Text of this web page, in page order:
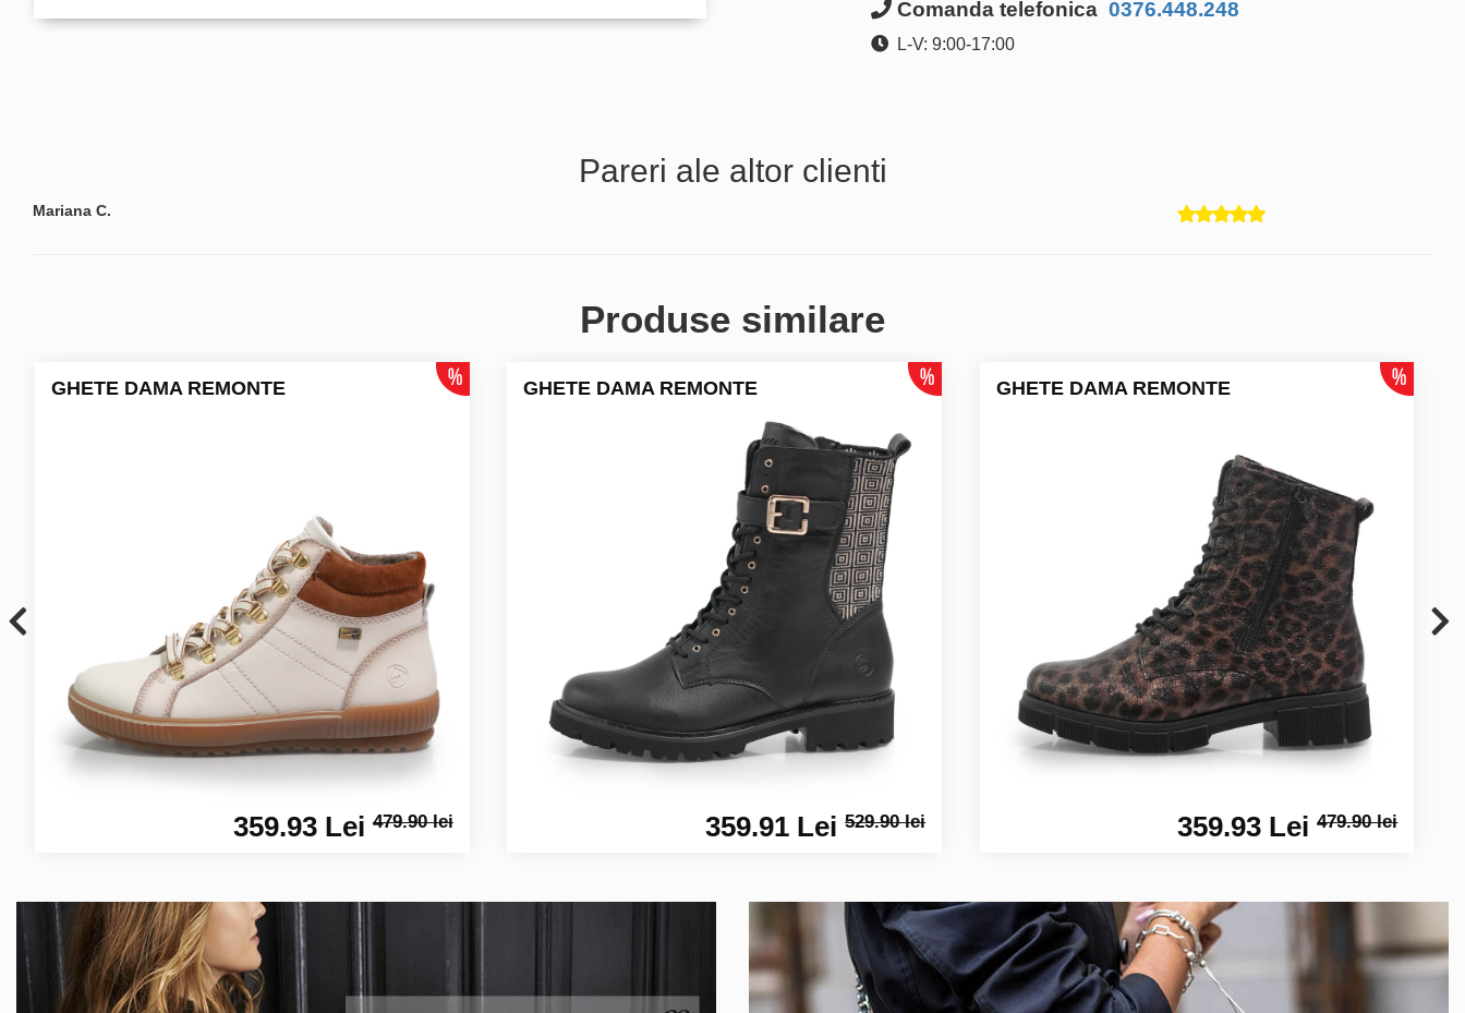
Comanda telefonica 0376.448.248
L-V: 9:00-17:00
Pareri ale altor clienti
Mariana C.
Produse similare
GHETE DAMA REMONTE
359.93 Lei479.90 lei
GHETE DAMA REMONTE
359.91 Lei529.90 lei
GHETE DAMA REMONTE
359.93 Lei479.90 lei